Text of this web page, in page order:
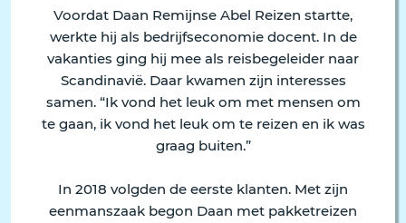
Voordat Daan Remijnse Abel Reizen startte,
werkte hij als bedrijfseconomie docent. In de
vakanties ging hij mee als reisbegeleider naar
Scandinavië. Daar kwamen zijn interesses
samen. “Ik vond het leuk om met mensen om
te gaan, ik vond het leuk om te reizen en ik was
graag buiten.”
In 2018 volgden de eerste klanten. Met zijn
eenmanszaak begon Daan met pakketreizen